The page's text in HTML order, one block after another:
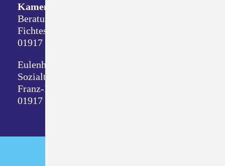
Kamenz
Beratungsdienste
Fichtestraße 8
01917 Kamenz
Eulenhof
Sozialtherapeutische Wohnstätte
Franz-Mehring-Straße 1
01917 Kamenz